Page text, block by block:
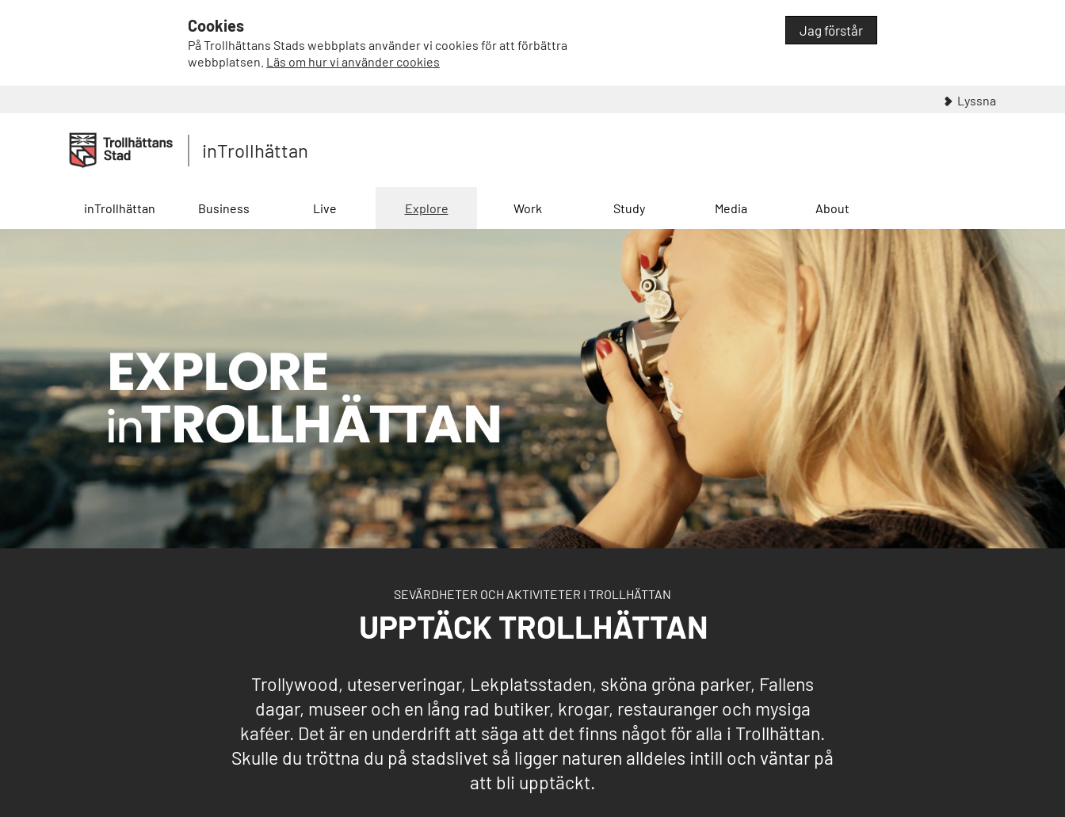
Cookies
På Trollhättans Stads webbplats använder vi cookies för att förbättra
webbplatsen. Läs om hur vi använder cookies
Jag förstår
Lyssna
inTrollhättan
inTrollhättan Business Live Explore Work Study Media About
SEVÄRDHETER OCH AKTIVITETER I TROLLHÄTTAN
UPPTÄCK TROLLHÄTTAN
Trollywood, uteserveringar, Lekplatsstaden, sköna gröna parker, Fallens
dagar, museer och en lång rad butiker, krogar, restauranger och mysiga
kaféer. Det är en underdrift att säga att det finns något för alla i Trollhättan.
Skulle du tröttna du på stadslivet så ligger naturen alldeles intill och väntar på
att bli upptäckt.